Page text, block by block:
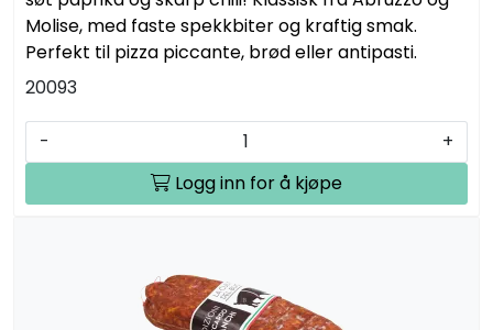
Molise, med faste spekkbiter og kraftig smak.
Perfekt til pizza piccante, brød eller antipasti.
20093
-
+
Logg inn for å kjøpe